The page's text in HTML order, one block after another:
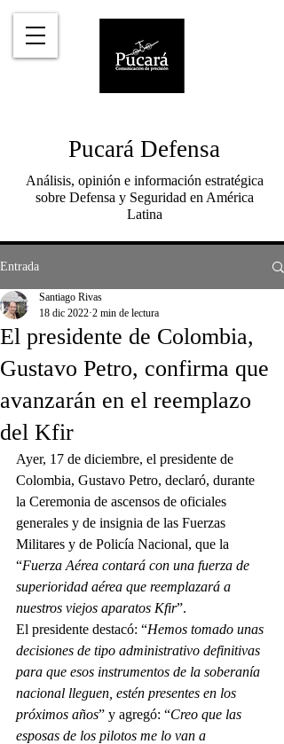
Pucará Defensa
Análisis, opinión e información estratégica
sobre Defensa y Seguridad en América
Latina
Entrada
El presidente de Colombia,
Gustavo Petro, confirma que
avanzarán en el reemplazo
del Kfir
Santiago Rivas
18 dic 2022 2 min de lectura
Ayer, 17 de diciembre, el presidente de
Colombia, Gustavo Petro, declaró, durante
la Ceremonia de ascensos de oficiales
generales y de insignia de las Fuerzas
Militares y de Policía Nacional, que la
“Fuerza Aérea contará con una fuerza de
superioridad aérea que reemplazará a
nuestros viejos aparatos Kfir”.
El presidente destacó: “Hemos tomado unas
decisiones de tipo administrativo definitivas
para que esos instrumentos de la soberanía
nacional lleguen, estén presentes en los
próximos años” y agregó: “Creo que las
esposas de los pilotos me lo van a